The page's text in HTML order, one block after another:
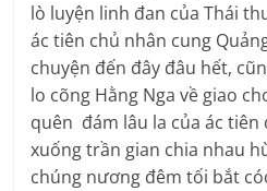
lò luyện linh đan của Thái
ác tiên chủ nhân cung
chuyện đến đây đâu hết,
lo cõng Hằng Nga về giao
quên đám lâu la của ác tiên
xuống trần gian chia nhau
chúng nương đêm tối bắt